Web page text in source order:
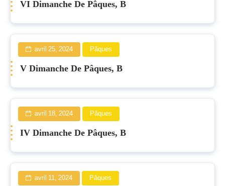
VI Dimanche De Pâques, B
avril 25, 2024 Pâques
V Dimanche De Pâques, B
avril 18, 2024 Pâques
IV Dimanche De Pâques, B
avril 11, 2024 Pâques